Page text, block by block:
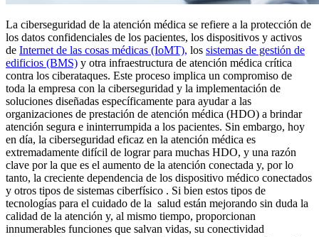
La ciberseguridad de la atención médica se refiere a la protección de
los datos confidenciales de los pacientes, los dispositivos y activos
de Internet de las cosas médicas (IoMT), los sistemas de gestión de
edificios (BMS) y otra infraestructura de atención médica crítica
contra los ciberataques. Este proceso implica un compromiso de
toda la empresa con la ciberseguridad y la implementación de
soluciones diseñadas específicamente para ayudar a las
organizaciones de prestación de atención médica (HDO) a brindar
atención segura e ininterrumpida a los pacientes. Sin embargo, hoy
en día, la ciberseguridad eficaz en la atención médica es
extremadamente difícil de lograr para muchas HDO, y una razón
clave por la que es el aumento de la atención conectada y, por lo
tanto, la creciente dependencia de los dispositivo médico conectados
y otros tipos de sistemas ciberfísico . Si bien estos tipos de
tecnologías para el cuidado de la salud están mejorando sin duda la
calidad de la atención y, al mismo tiempo, proporcionan
innumerables funciones que salvan vidas, su conectividad